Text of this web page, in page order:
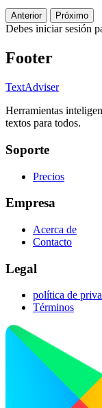
Anterior Próximo
Debes iniciar sesión
Footer
TextAdviser
Herramientas
textos para todos.
Soporte
Precios
Empresa
Acerca de
Contacto
Legal
política de
Términos